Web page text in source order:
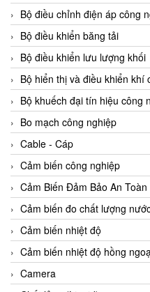
Ados Vietnam
Advanced Energy Vietnam
Advantech Vietnam
Agate Vietnam
AGR International Vietnam
Aichi Tokei Denki Vietnam
Aii Vietnam
AIKOH
AINUO Vietnam
AIR MAJOR
Aira Euro Automation
Airtac Vietnam
Airtec Vietnam
Bộ điều chỉnh điện áp công
Bộ điều khiển băng tải
Bộ điều khiển lưu lượng khối
Bộ hiển thị và điều khiển khí
Bộ khuếch đại tín hiệu công
Bo mạch công nghiệp
Cable - Cáp
Cảm biến công nghiệp
Cảm Biến Đảm Bảo An
Cảm biến đo chất lượng
Cảm biến nhiệt độ
Cảm biến nhiệt độ hồng
Camera